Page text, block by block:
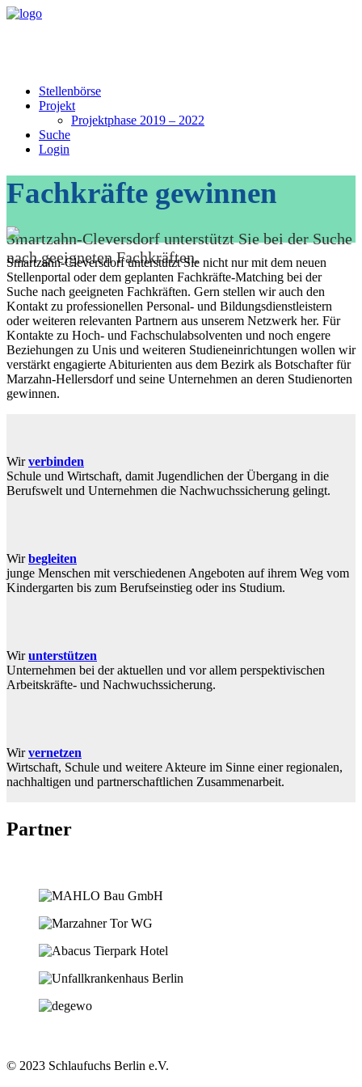
Stellenbörse
Projekt
Projektphase 2019 – 2022
Suche
Login
Fachkräfte gewinnen
Smartzahn-Cleversdorf unterstützt Sie bei der Suche
nach geeigneten Fachkräften.
Smartzahn-Cleversdorf unterstützt Sie nicht nur mit dem neuen
Stellenportal oder dem geplanten Fachkräfte-Matching bei der
Suche nach geeigneten Fachkräften. Gern stellen wir auch den
Kontakt zu professionellen Personal- und Bildungsdienstleistern
oder weiteren relevanten Partnern aus unserem Netzwerk her. Für
Kontakte zu Hoch- und Fachschulabsolventen und noch engere
Beziehungen zu Unis und weiteren Studieneinrichtungen wollen wir
verstärkt engagierte Abiturienten aus dem Bezirk als Botschafter für
Marzahn-Hellersdorf und seine Unternehmen an deren Studienorten
gewinnen.
Wirverbinden
Schule und Wirtschaft, damit Jugendlichen der Übergang in die
Berufswelt und Unternehmen die Nachwuchssicherung gelingt.
Wirbegleiten
junge Menschen mit verschiedenen Angeboten auf ihrem Weg vom
Kindergarten bis zum Berufseinstieg oder ins Studium.
Wirunterstützen
Unternehmen bei der aktuellen und vor allem perspektivischen
Arbeitskräfte- und Nachwuchssicherung.
Wirvernetzen
Wirtschaft, Schule und weitere Akteure im Sinne einer regionalen,
nachhaltigen und partnerschaftlichen Zusammenarbeit.
Partner
© 2023 Schlaufuchs Berlin e.V.